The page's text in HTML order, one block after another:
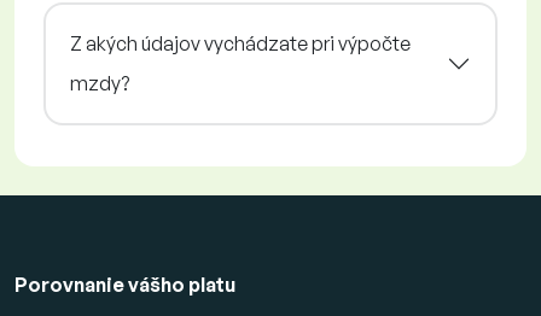
Z akých údajov vychádzate pri výpočte
mzdy?
Porovnanie vášho platu